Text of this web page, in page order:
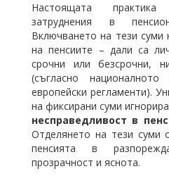
Настоящата
затруднения в
Включването на тези суми
на пенсиите – дали са
срочни или безсрочни,
(съгласно националното
европейски регламенти).
на фиксирани суми
несправедливост в
Отделянето на тези суми
пенсията в
прозрачност и яснота.